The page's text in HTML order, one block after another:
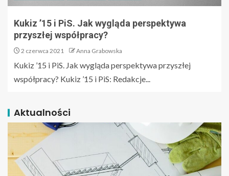
Kukiz ’15 i PiS. Jak wygląda perspektywa
przyszłej współpracy?
2 czerwca 2021 Anna Grabowska
Kukiz ’15 i PiS. Jak wygląda perspektywa przyszłej
współpracy? Kukiz ’15 i PiS: Redakcje...
Aktualności